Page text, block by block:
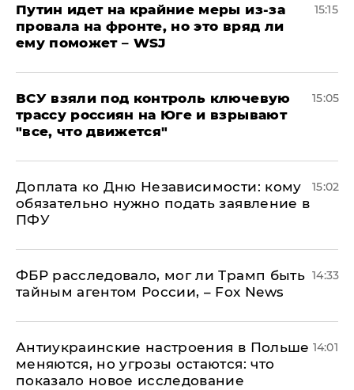
Путин идет на крайние меры из-за
провала на фронте, но это вряд ли
ему поможет – WSJ
15:15
ВСУ взяли под контроль ключевую
трассу россиян на Юге и взрывают
"все, что движется"
15:05
Доплата ко Дню Независимости: кому
обязательно нужно подать заявление в
ПФУ
15:02
ФБР расследовало, мог ли Трамп быть
тайным агентом России, – Fox News
14:33
Антиукраинские настроения в Польше
меняются, но угрозы остаются: что
показало новое исследование
14:01